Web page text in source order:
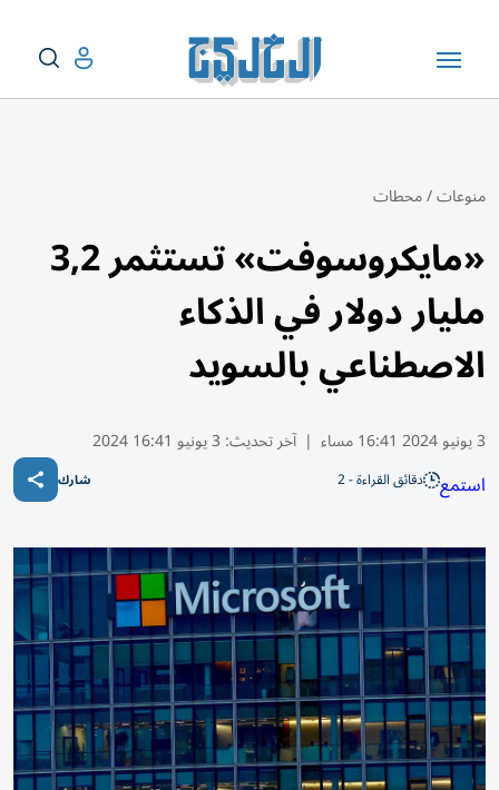
منوعات/محطات
«مايكروسوفت» تستثمر 3,2
مليار دولار في الذكاء
الاصطناعي بالسويد
3 يونيو 2024 16:41 مساء | آخر تحديث: 3 يونيو 16:41 2024
استمع دقائق القراءة - 2 شارك